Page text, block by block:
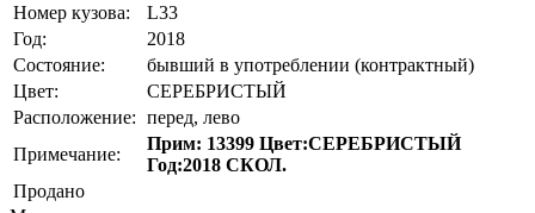
Номер кузова:
L33
Год:
2018
Состояние:
бывший в употреблении (контрактный)
Цвет:
СЕРЕБРИСТЫЙ
Расположение: перед, лево
Примечание:
Прим: 13399 Цвет:СЕРЕБРИСТЫЙ
Год:2018 СКОЛ.
Продано